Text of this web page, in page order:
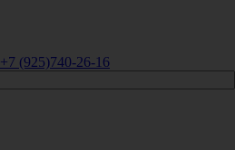
+7 (925)740-26-16